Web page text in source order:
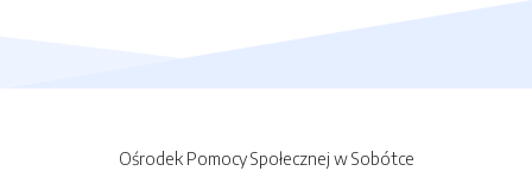
Ośrodek Pomocy Społecznej w Sobótce